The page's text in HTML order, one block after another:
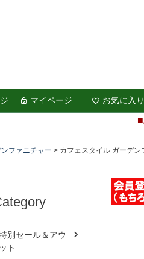
マイページ お気に入り
ファニチャー カフェスタイル ガーデ
別セール＆アウ
ト